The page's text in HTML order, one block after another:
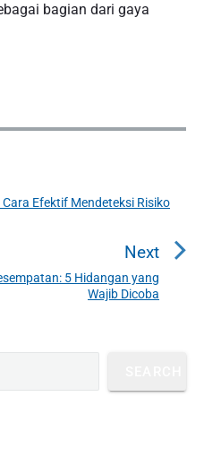
bagian dari gaya
Efektif Mendeteksi Risiko
Next
e
o
5 Hidangan yang
Wajib Dicoba